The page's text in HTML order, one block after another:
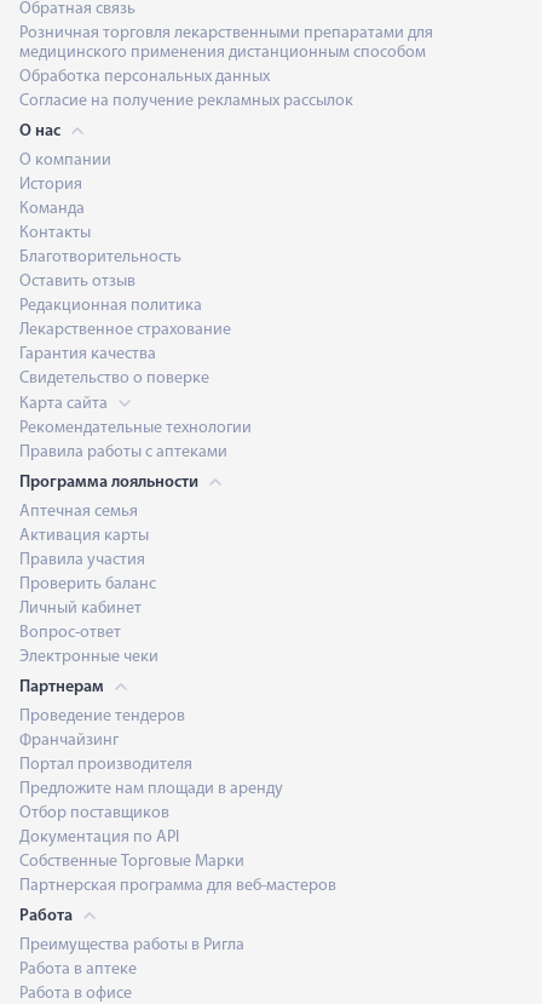
Обратная связь
Розничная торговля лекарственными препаратами для
медицинского применения дистанционным способом
Обработка персональных данных
Согласие на получение рекламных рассылок
О нас
О компании
История
Команда
Контакты
Благотворительность
Оставить отзыв
Редакционная политика
Лекарственное страхование
Гарантия качества
Свидетельство о поверке
Карта сайта
Рекомендательные технологии
Правила работы с аптеками
Программа лояльности
Аптечная семья
Активация карты
Правила участия
Проверить баланс
Личный кабинет
Вопрос-ответ
Электронные чеки
Партнерам
Проведение тендеров
Франчайзинг
Портал производителя
Предложите нам площади в аренду
Отбор поставщиков
Документация по API
Собственные Торговые Марки
Партнерская программа для веб-мастеров
Работа
Преимущества работы в Ригла
Работа в аптеке
Работа в офисе